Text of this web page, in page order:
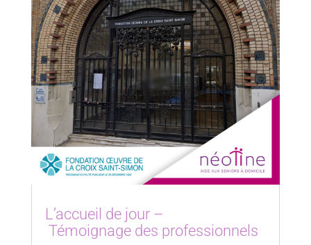
L’accueil de jour –
Témoignage des professionnels